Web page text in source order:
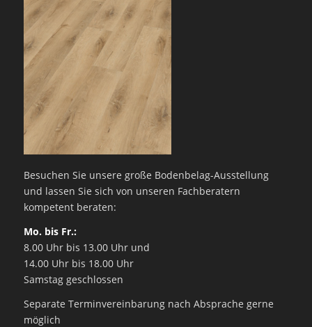
Besuchen Sie unsere große Bodenbelag-Ausstellung
und lassen Sie sich von unseren Fachberatern
kompetent beraten:
Mo. bis Fr.:
8.00 Uhr bis 13.00 Uhr und
14.00 Uhr bis 18.00 Uhr
Samstag geschlossen
Separate Terminvereinbarung nach Absprache gerne
möglich